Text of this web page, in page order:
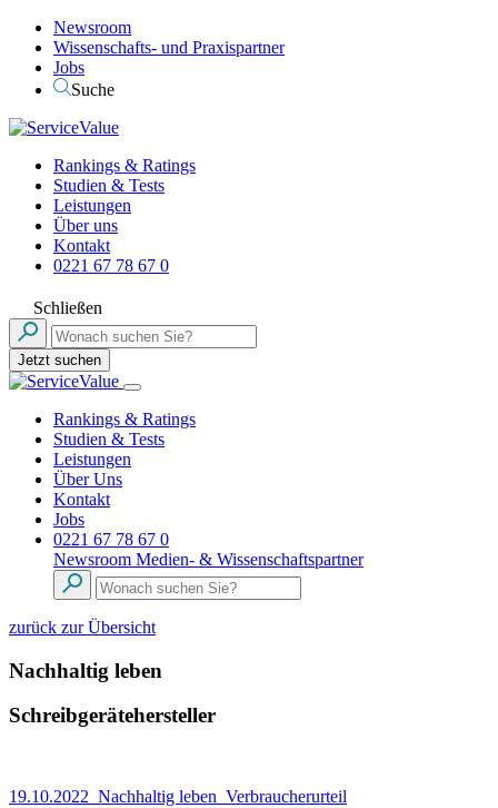
Newsroom
Wissenschafts- und Praxispartner
Jobs
Suche
Rankings & Ratings
Studien & Tests
Leistungen
Über uns
Kontakt
0221 67 78 67 0
Schließen
Jetzt suchen
Rankings & Ratings
Studien & Tests
Leistungen
Über Uns
Kontakt
Jobs
0221 67 78 67 0
Newsroom Medien- & Wissenschaftspartner
zurück zur Übersicht
Nachhaltig leben
Schreibgerätehersteller
19.10.2022_Nachhaltig leben_Verbraucherurteil